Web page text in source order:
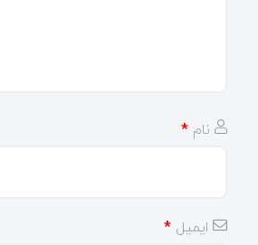
نام *
ایمیل *